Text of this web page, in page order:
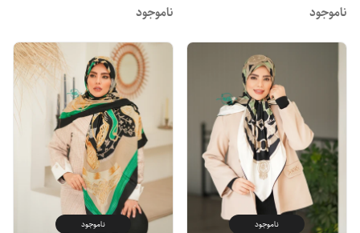
ناموجود ناموجود
ناموجود ناموجود